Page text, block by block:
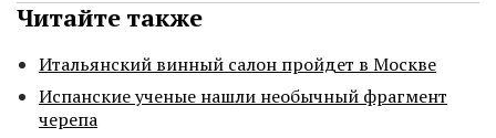
Читайте также
Итальянский винный салон пройдет в Москве
Испанские ученые нашли необычный фрагмент
черепа